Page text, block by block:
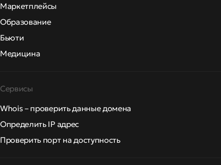
Маркетплейсы
Образование
Бьюти
Медицина
Сервисы
Whois – проверить данные домена
Определить IP адрес
Проверить порт на доступность